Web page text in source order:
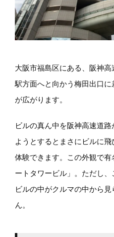
大阪市福島区にある、阪神
駅方面へと向かう梅田出口
が広がります。
ビルの真ん中を阪神高速道
ようとするとまさにビルに
体験できます。この外観で
ートタワービル」。ただし
ビルの中がクルマの中から
ん。